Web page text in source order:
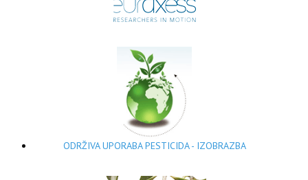
ODRŽIVA UPORABA PESTICIDA - IZOBRAZBA